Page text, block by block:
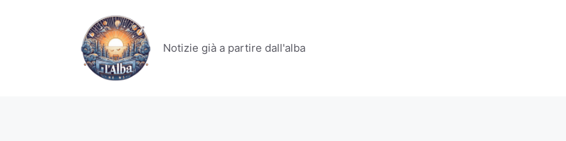
Notizie già a partire dall'alba